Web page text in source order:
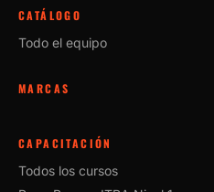
CATÁLOGO
Todo el equipo
MARCAS
CAPACITACIÓN
Todos los cursos